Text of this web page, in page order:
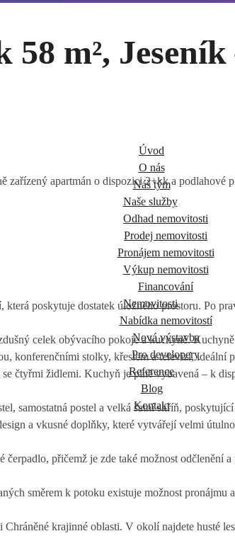
Úvod
O nás
Náš tým
Naše služby
Odhad nemovitosti
Prodej nemovitosti
Pronájem nemovitosti
Výkup nemovitosti
Financování
Nemovitosti
Nabídka nemovitostí
Nová výstavba
Pro developery
Reference
Blog
Kontakt
m², Jeseník
apartmán o dispozici 2+kk a podlahové
poskytuje dostatek úložného prostoru. Po
celek obývacího pokoje a kuchyně.
konferenčními stolky, křeslem a televizí, ideální
čtyřmi židlemi. Kuchyň je plně vybavená – k
samostatná postel a velká šatní skříň,
a vkusné doplňky, které vytvářejí velmi
přičemž je zde také možnost
směrem k potoku existuje možnost pronájmu
krajinné oblasti. V okolí najdete husté